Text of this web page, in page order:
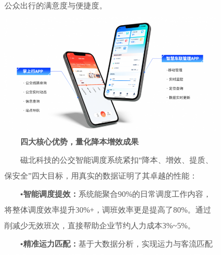
公众出行的满意度与便捷度。
四大核心优势，量化降本增效成果
磁北科技的公交智能调度系统紧扣“降本、增效、提质、
保安全”四大目标，用真实的数据证明了其卓越的性能：
•智能调度提效： 系统能聚合90%的日常调度工作内容，
将整体调度效率提升30%+，调班效率更是提高了80%。通过
削减少无效班次，直接帮助企业节约人力成本3%~5%。
•精准运力匹配： 基于大数据分析，实现运力与客流匹配